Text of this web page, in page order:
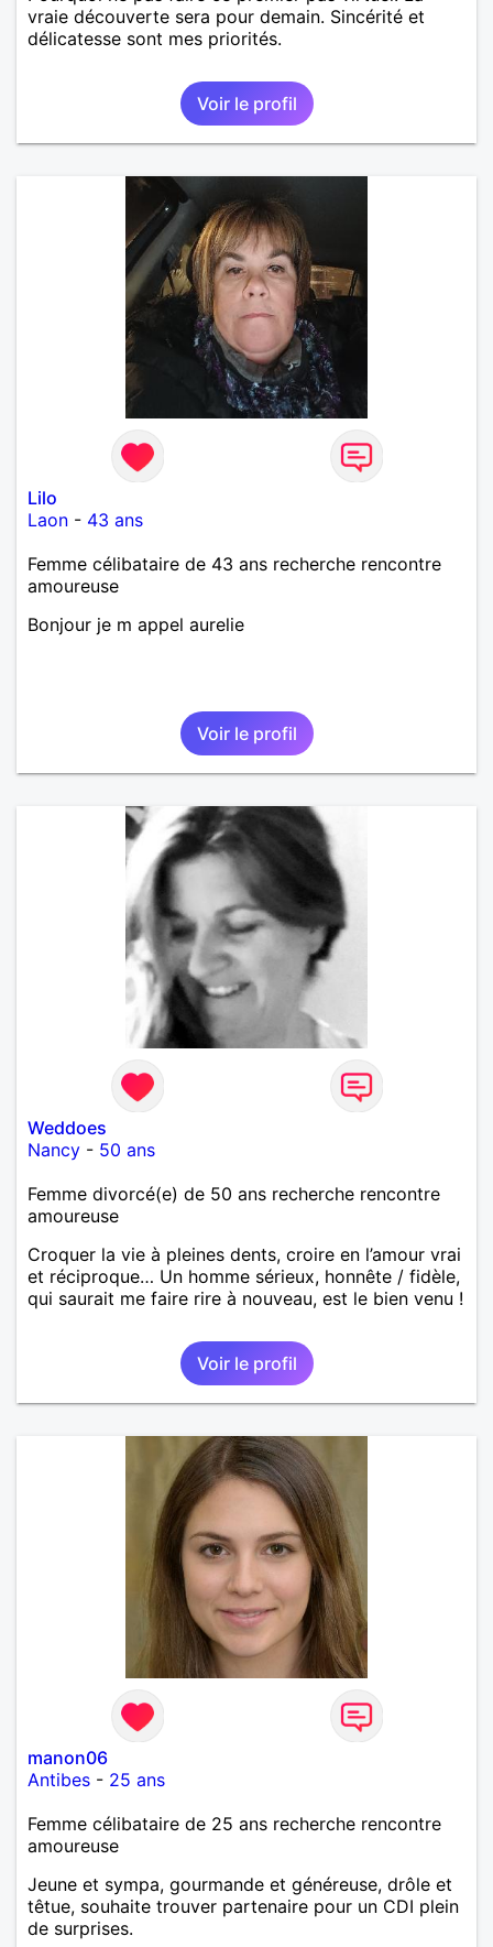
vraie découverte sera pour demain. Sincérité et
délicatesse sont mes priorités.
Voir le profil
Lilo
Laon - 43 ans
Femme célibataire de 43 ans recherche rencontre
amoureuse
Bonjour je m appel aurelie
Voir le profil
Weddoes
Nancy - 50 ans
Femme divorcé(e) de 50 ans recherche rencontre
amoureuse
Croquer la vie à pleines dents, croire en l’amour vrai
et réciproque… Un homme sérieux, honnête / fidèle,
qui saurait me faire rire à nouveau, est le bien venu !
Voir le profil
manon06
Antibes - 25 ans
Femme célibataire de 25 ans recherche rencontre
amoureuse
Jeune et sympa, gourmande et généreuse, drôle et
têtue, souhaite trouver partenaire pour un CDI plein
de surprises.